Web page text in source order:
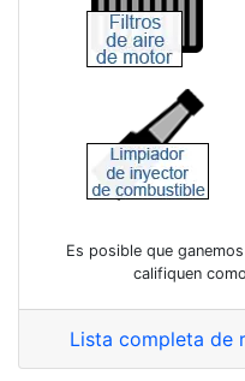
Es posible que
califiquen
Lista completa de